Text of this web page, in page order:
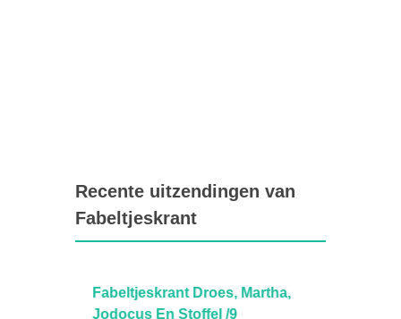
Recente uitzendingen van
Fabeltjeskrant
Fabeltjeskrant Droes, Martha,
Jodocus En Stoffel /9